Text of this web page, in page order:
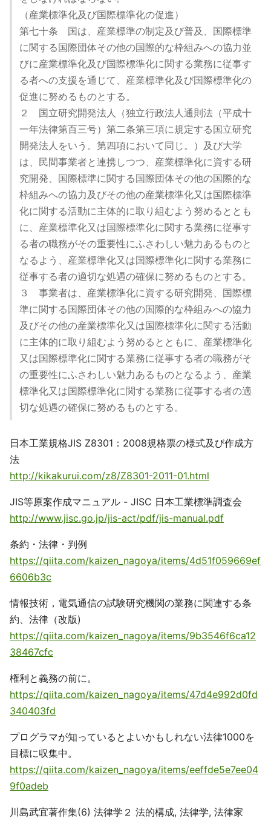
（産業標準化及び国際標準化の促進）
第七十条 国は、産業標準の制定及び普及、国際標準
に関する国際団体その他の国際的な枠組みへの協力並
びに産業標準化及び国際標準化に関する業務に従事す
る者への支援を通じて、産業標準化及び国際標準化の
促進に努めるものとする。
２ 国立研究開発法人（独立行政法人通則法（平成十
一年法律第百三号）第二条第三項に規定する国立研究
開発法人をいう。第四項において同じ。）及び大学
は、民間事業者と連携しつつ、産業標準化に資する研
究開発、国際標準に関する国際団体その他の国際的な
枠組みへの協力及びその他の産業標準化又は国際標準
化に関する活動に主体的に取り組むよう努めるととも
に、産業標準化又は国際標準化に関する業務に従事す
る者の職務がその重要性にふさわしい魅力あるものと
なるよう、産業標準化又は国際標準化に関する業務に
従事する者の適切な処遇の確保に努めるものとする。
３ 事業者は、産業標準化に資する研究開発、国際標
準に関する国際団体その他の国際的な枠組みへの協力
及びその他の産業標準化又は国際標準化に関する活動
に主体的に取り組むよう努めるとともに、産業標準化
又は国際標準化に関する業務に従事する者の職務がそ
の重要性にふさわしい魅力あるものとなるよう、産業
標準化又は国際標準化に関する業務に従事する者の適
切な処遇の確保に努めるものとする。
日本工業規格JIS Z8301：2008規格票の様式及び作成方
法
http://kikakurui.com/z8/Z8301-2011-01.html
JIS等原案作成マニュアル - JISC 日本工業標準調査会
http://www.jisc.go.jp/jis-act/pdf/jis-manual.pdf
条約・法律・判例
https://qiita.com/kaizen_nagoya/items/4d51f059669ef
6606b3c
情報技術，電気通信の試験研究機関の業務に関連する条
約、法律（改版)
https://qiita.com/kaizen_nagoya/items/9b3546f6ca12
38467cfc
権利と義務の前に。
https://qiita.com/kaizen_nagoya/items/47d4e992d0fd
340403fd
プログラマが知っているとよいかもしれない法律1000を
目標に収集中。
https://qiita.com/kaizen_nagoya/items/eeffde5e7ee04
9f0adeb
川島武宜著作集(6) 法律学２ 法的構成, 法律学, 法律家